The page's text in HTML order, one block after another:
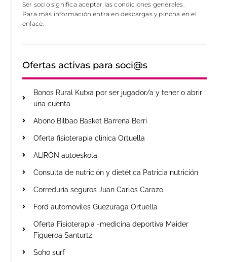
Ser socio significa aceptar las condiciones generales.
Para más información entra en descargas y pincha en el
enlace.
Ofertas activas para soci@s
Bonos Rural Kutxa por ser jugador/a y tener o abrir
una cuenta
Abono Bilbao Basket Barrena Berri
Oferta fisioterapia clínica Ortuella
ALIRÓN autoeskola
Consulta de nutrición y dietética Patricia nutrición
Correduría seguros Juan Carlos Carazo
Ford automoviles Guezuraga Ortuella
Oferta Fisioterapia -medicina deportiva Maider
Figueroa Santurtzi
Soho surf